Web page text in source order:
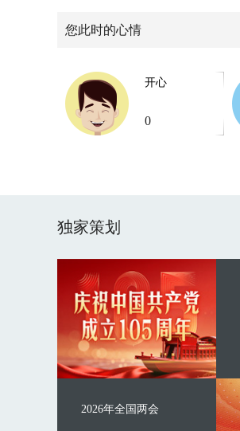
您此时的心情
开心
0
独家策划
2026年全国两会